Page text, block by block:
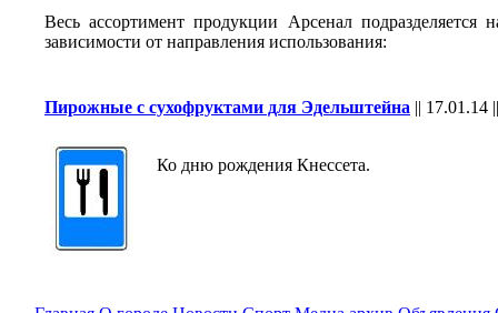
Весь ассортимент продукции Арсенал подразделяется
зависимости от направления использования:
Пирожные с сухофруктами для Эдельштейна || 17.01.14
Ко дню рождения Кнессета.